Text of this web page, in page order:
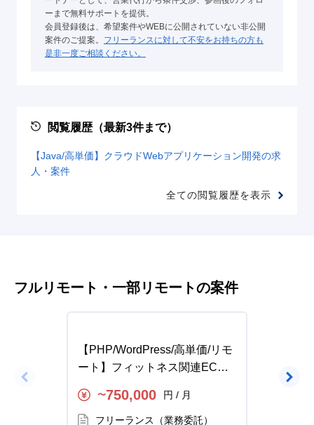
ーまで無料サポートを提供。
会員登録後は、希望案件やWEBに公開されていない非公開
案件のご提案。 フリーランスに対して不安をお持ちの方も
是非一度ご相談ください。
閲覧履歴（最新3件まで）
【Java/高単価】クラウドWebアプリケーション開発の求
人・案件
全ての閲覧履歴を表示
フルリモート・一部リモートの案件
【PHP/WordPress/高単価/リモ
ート】フィットネス関連ECサ
件
〜750,000 円 / 月
フリーランス（業務委託）
人・